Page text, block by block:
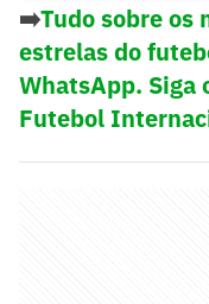
➡️Tudo sobre os
estrelas do
WhatsApp. Siga
Futebol